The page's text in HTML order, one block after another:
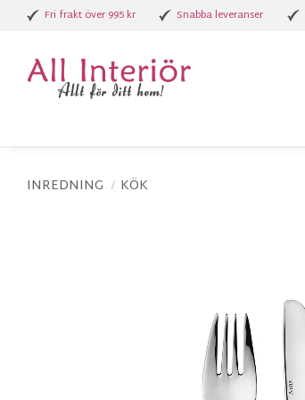
Fri frakt över 995 kr Snabba leveranser
INREDNING KÖK